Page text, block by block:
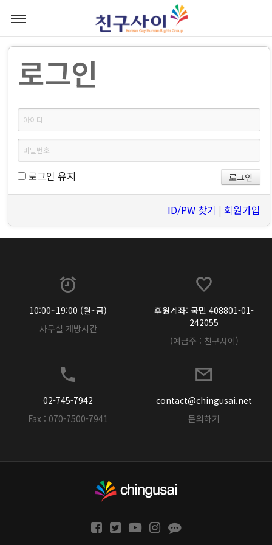
로그인
로그인 유지
ID/PW 찾기 | 회원가입
10:00~19:00 (월~금)
사무실 개방시간
후원계좌: 국민 408801-01-
242055
(예금주 : 친구사이)
02-745-7942
Fax : 070-7500-7941
contact@chingusai.net
문의하기